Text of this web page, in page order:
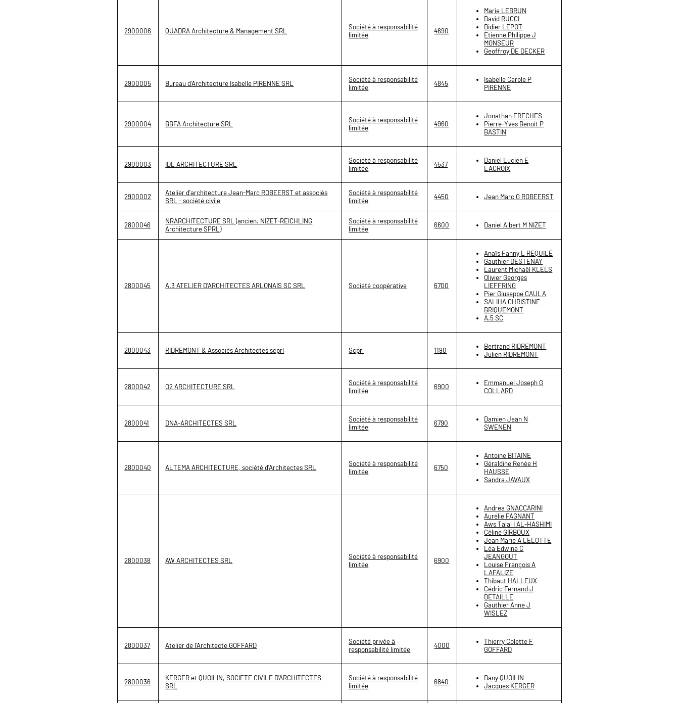
2900006 QUADRA Architecture & Management SRL
Société à responsabilité
limitée
4690
Marie LEBRUN
David RUCCI
Didier LEPOT
Etienne Philippe J
MONSEUR
Geoffroy DE DECKER
2900005 Bureau d'Architecture Isabelle PIRENNE SRL
Société à responsabilité
limitée
4845
Isabelle Carole P
PIRENNE
2900004 BBFA Architecture SRL
Société à responsabilité
limitée
4960
Jonathan FRECHES
Pierre-Yves Benoît P
BASTIN
2900003 IDL ARCHITECTURE SRL
Société à responsabilité
limitée
4537
Daniel Lucien E
LACROIX
2900002
Atelier d'architecture Jean-Marc ROBEERST et associés
SRL - société civile
Société à responsabilité
limitée
4450 Jean Marc G ROBEERST
2800046
NRARCHITECTURE SRL (ancien. NIZET-REICHLING
Architecture SPRL)
Société à responsabilité
limitée
6600 Daniel Albert M NIZET
2800045 A.3 ATELIER D'ARCHITECTES ARLONAIS SC SRL Société coopérative 6700
Anaïs Fanny L REQUILÉ
Gauthier DESTENAY
Laurent Michaël KLELS
Olivier Georges
LIEFFRING
Pier Giuseppe CAULA
SALIHA CHRISTINE
BRIQUEMONT
A.5 SC
2800043 RIDREMONT & Associés Architectes scprl Scprl 1190
Bertrand RIDREMONT
Julien RIDREMONT
2800042 O2 ARCHITECTURE SRL
Société à responsabilité
limitée
6900
Emmanuel Joseph G
COLLARD
2800041 DNA-ARCHITECTES SRL
Société à responsabilité
limitée
6790
Damien Jean N
SWENEN
2800040 ALTEMA ARCHITECTURE, société d'Architectes SRL
Société à responsabilité
limitée
6750
Antoine BITAINE
Géraldine Renée H
HAUSSE
Sandra JAVAUX
2800038 AW ARCHITECTES SRL
Société à responsabilité
limitée
6900
Andrea GNACCARINI
Aurélie FAGNANT
Aws Talal I AL-HASHIMI
Céline GIRBOUX
Jean Marie A LELOTTE
Léa Edwina C
JEANGOUT
Louise François A
LAFALIZE
Thibaut HALLEUX
Cédric Fernand J
DETAILLE
Gauthier Anne J
WISLEZ
2800037 Atelier de l'Architecte GOFFARD
Société privée à
responsabilité limitée
4000
Thierry Colette F
GOFFARD
2800036
KERGER et QUOILIN, SOCIETE CIVILE D'ARCHITECTES
SRL
Société à responsabilité
limitée
6840
Dany QUOILIN
Jacques KERGER